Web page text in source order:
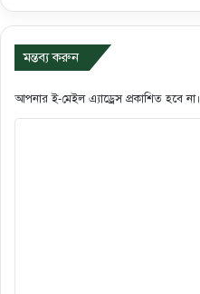
মন্তব্য করুন
আপনার ই-মেইল এ্যাড্রেস প্রকাশিত হবে না।